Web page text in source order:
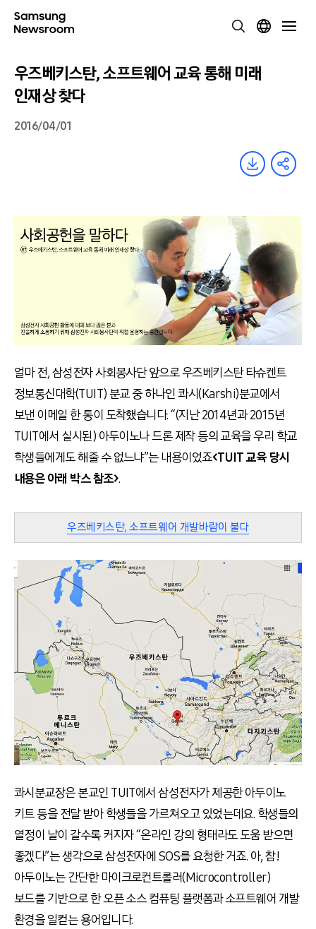
우즈베키스탄, 소프트웨어 교육 통해 미래
인재상 찾다
2016/04/01
얼마 전, 삼성전자 사회봉사단 앞으로 우즈베키스탄 타슈켄트
정보통신대학(TUIT) 분교 중 하나인 콰시(Karshi)분교에서
보낸 이메일 한 통이 도착했습니다. “(지난 2014년과 2015년
TUIT에서 실시된) 아두이노나 드론 제작 등의 교육을 우리 학교
학생들에게도 해줄 수 없느냐”는 내용이었죠<TUIT 교육 당시
내용은 아래 박스 참조>.
우즈베키스탄, 소프트웨어 개발바람이 불다
콰시분교장은 본교인 TUIT에서 삼성전자가 제공한 아두이노
키트 등을 전달 받아 학생들을 가르쳐오고 있었는데요. 학생들의
열정이 날이 갈수록 커지자 “온라인 강의 형태라도 도움 받으면
좋겠다”는 생각으로 삼성전자에 SOS를 요청한 거죠. 아, 참!
아두이노는 간단한 마이크로컨트롤러(Microcontroller)
보드를 기반으로 한 오픈 소스 컴퓨팅 플랫폼과 소프트웨어 개발
환경을 일컫는 용어입니다.